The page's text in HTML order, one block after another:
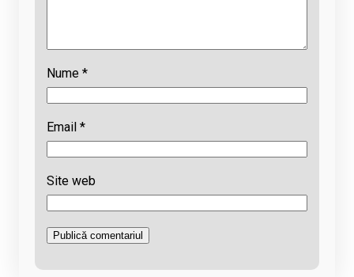
Nume *
Email *
Site web